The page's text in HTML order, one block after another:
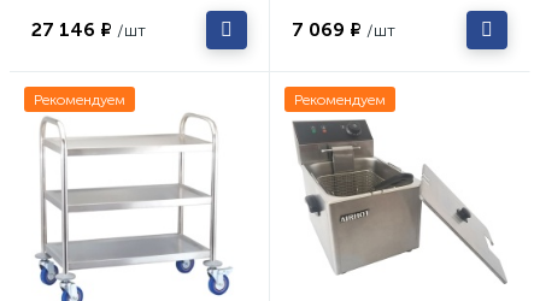
27 146 ₽ /шт 7 069 ₽ /шт
Рекомендуем Рекомендуем